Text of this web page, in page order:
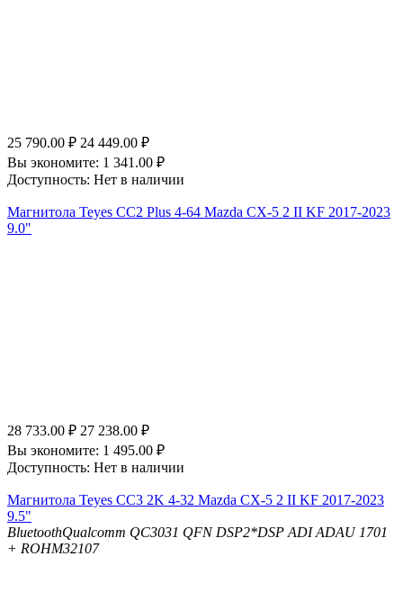
25 790.00 ₽ 24 449.00 ₽
Вы экономите: 1 341.00 ₽
Доступность: Нет в наличии
Магнитола Teyes CC2 Plus 4-64 Mazda CX-5 2 II KF 2017-2023
9.0"
28 733.00 ₽ 27 238.00 ₽
Вы экономите: 1 495.00 ₽
Доступность: Нет в наличии
Магнитола Teyes CC3 2K 4-32 Mazda CX-5 2 II KF 2017-2023
9.5"
BluetoothQualcomm QC3031 QFN DSP2*DSP ADI ADAU 1701
+ ROHM32107